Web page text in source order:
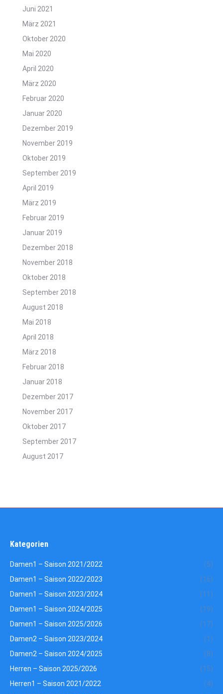
Juni 2021
März 2021
Oktober 2020
Mai 2020
April 2020
März 2020
Februar 2020
Januar 2020
Dezember 2019
November 2019
Oktober 2019
September 2019
April 2019
März 2019
Februar 2019
Januar 2019
Dezember 2018
November 2018
Oktober 2018
September 2018
August 2018
Mai 2018
April 2018
März 2018
Februar 2018
Januar 2018
Dezember 2017
November 2017
Oktober 2017
September 2017
August 2017
Kategorien
Damen1 – Saison 2021/2022
(5)
Damen1 – Saison 2022/2023
(16)
Damen1 – Saison 2023/2024
(11)
Damen1 – Saison 2024/2025
(19)
Damen1 – Saison 2025/2026
(17)
Damen2 – Saison 2023/2024
(1)
Damen2 – Saison 2024/2025
(8)
Herren – Saison 2025/2026
(15)
Herren1 – Saison 2021/2022
(4)